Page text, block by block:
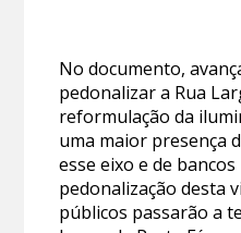
No documento,
pedonalizar a Rua
reformulação da
uma maior presença
esse eixo e de
pedonalização desta
públicos passarão a